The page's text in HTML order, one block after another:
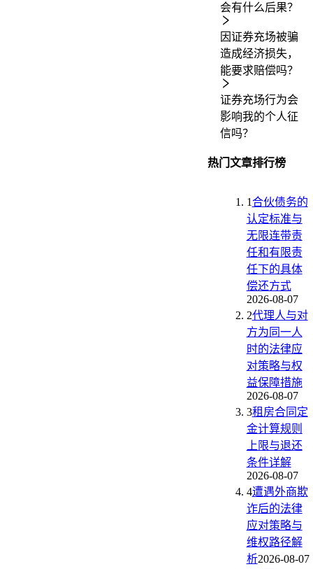
会有什么后果？
因证券充场被骗
造成经济损失，
能要求赔偿吗？
证券充场行为会
影响我的个人征
信吗？
热门文章排行榜
1合伙债务的
认定标准与
无限连带责
任和有限责
任下的具体
偿还方式
2026-08-07
2代理人与对
方为同一人
时的法律应
对策略与权
益保障措施
2026-08-07
3租房合同定
金计算规则
上限与退还
条件详解
2026-08-07
4遭遇外商欺
诈后的法律
应对策略与
维权路径解
析2026-08-07